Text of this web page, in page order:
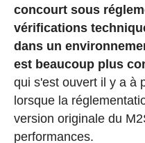
concourt sous
vérifications
dans un
est beaucoup plus
qui s'est ouvert il y a à
lorsque la
version originale du
performances.